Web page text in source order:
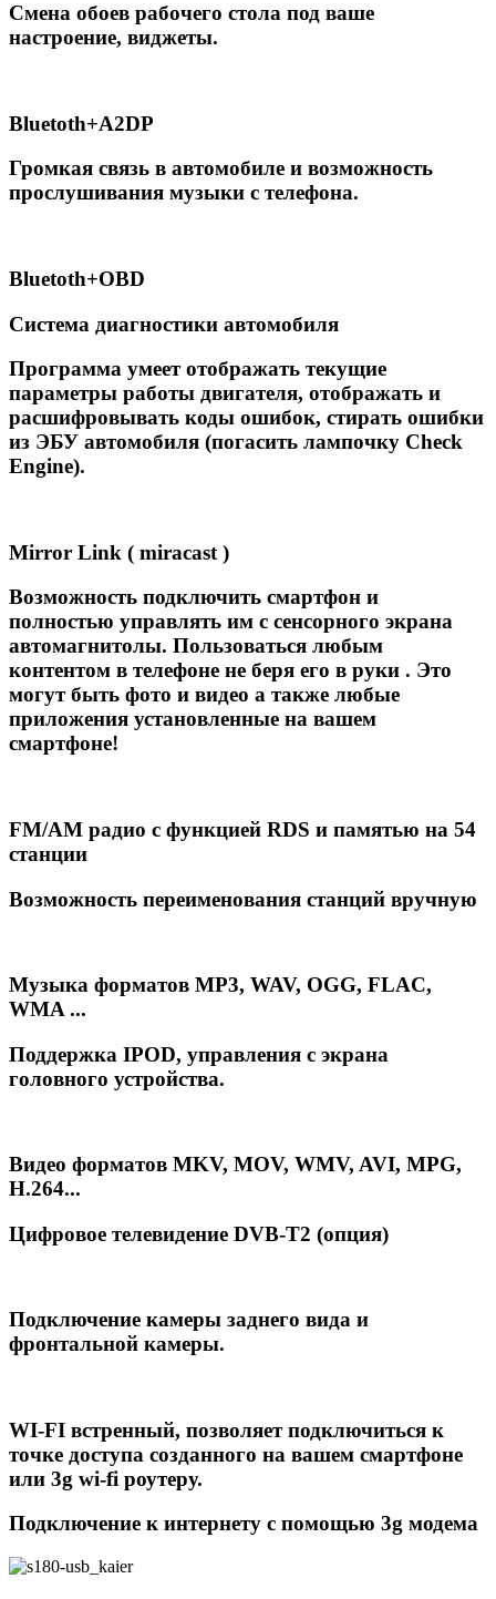
Смена обоев рабочего стола под ваше
настроение, виджеты.
Вluetoth+A2DP
Громкая связь в автомобиле и возможность
прослушивания музыки с телефона.
Вluetoth+OBD
Система диагностики автомобиля
Программа умеет отображать текущие
параметры работы двигателя, отображать и
расшифровывать коды ошибок, стирать ошибки
из ЭБУ автомобиля (погасить лампочку Сheck
Engine).
Mirror Link ( miracast )
Возможность подключить смартфон и
полностью управлять им с сенсорного экрана
автомагнитолы. Пользоваться любым
контентом в телефоне не беря его в руки . Это
могут быть фото и видео а также любые
приложения установленные на вашем
смартфоне!
FM/AM радио с функцией RDS и памятью на 54
станции
Возможность переименования станций вручную
Музыка форматов MP3, WAV, OGG, FLAC,
WMA ...
Поддержка IPOD, управления с экрана
головного устройства.
Видео форматов MKV, MOV, WMV, AVI, MPG,
H.264...
Цифровое телевидение DVB-T2 (опция)
Подключение камеры заднего вида и
фронтальной камеры.
WI-FI встренный, позволяет подключиться к
точке доступа созданного на вашем смартфоне
или 3g wi-fi роутеру.
Подключение к интернету с помощью 3g модема